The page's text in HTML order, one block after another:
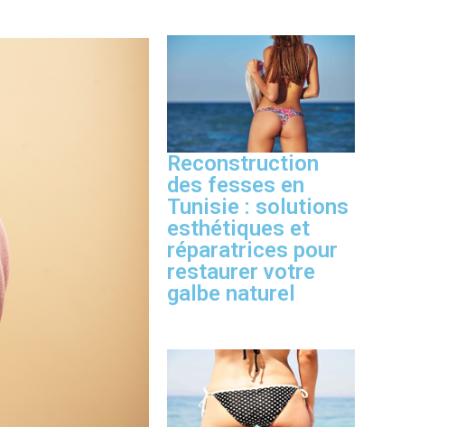
Reconstruction
des fesses en
Tunisie : solutions
esthétiques et
réparatrices pour
restaurer votre
galbe naturel